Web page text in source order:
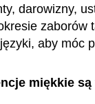
darowizny,
aby móc
miękkie